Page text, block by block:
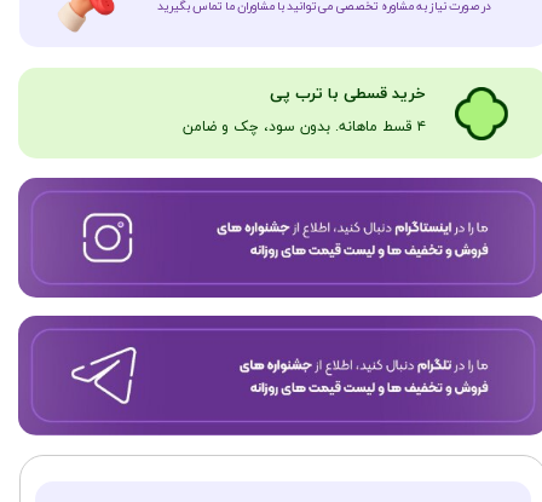
در صورت نیاز به مشاوره تخصصی می‌توانید با مشاوران ما تماس بگیرید
​​​خرید قسطی با ترب پی
۴ قسط ماهانه. بدون سود، چک و ضامن​​​​​​​